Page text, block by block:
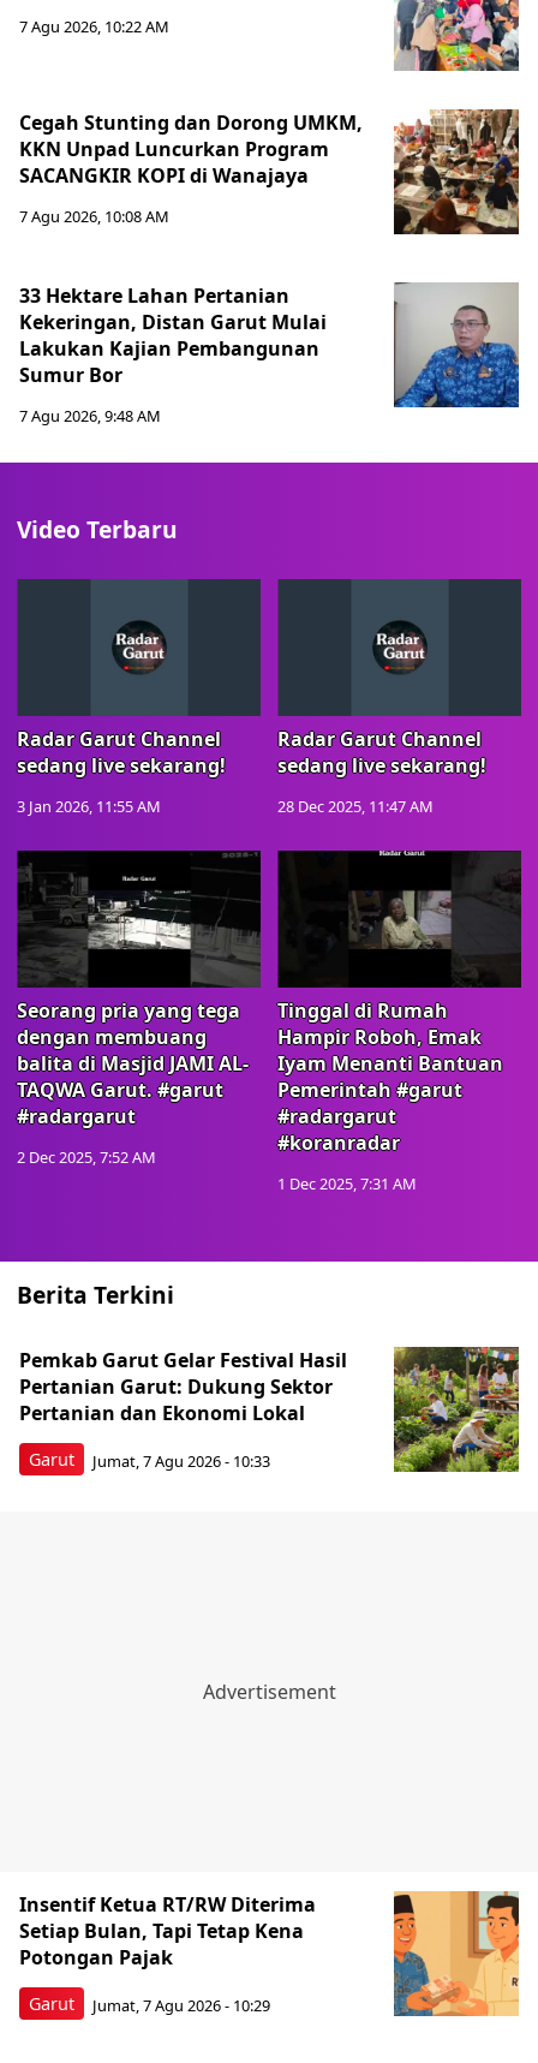
7 Agu 2026, 10:22 AM
Cegah Stunting dan Dorong UMKM,
KKN Unpad Luncurkan Program
SACANGKIR KOPI di Wanajaya
7 Agu 2026, 10:08 AM
33 Hektare Lahan Pertanian
Kekeringan, Distan Garut Mulai
Lakukan Kajian Pembangunan
Sumur Bor
7 Agu 2026, 9:48 AM
Video Terbaru
Radar Garut Channel
sedang live sekarang!
3 Jan 2026, 11:55 AM
Radar Garut Channel
sedang live sekarang!
28 Dec 2025, 11:47 AM
Seorang pria yang tega
dengan membuang
balita di Masjid JAMI AL-
TAQWA Garut. #garut
#radargarut
2 Dec 2025, 7:52 AM
Tinggal di Rumah
Hampir Roboh, Emak
Iyam Menanti Bantuan
Pemerintah #garut
#radargarut
#koranradar
1 Dec 2025, 7:31 AM
Berita Terkini
Garut
Pemkab Garut Gelar Festival Hasil
Pertanian Garut: Dukung Sektor
Pertanian dan Ekonomi Lokal
Jumat, 7 Agu 2026 - 10:33
Garut
Insentif Ketua RT/RW Diterima
Setiap Bulan, Tapi Tetap Kena
Potongan Pajak
Jumat, 7 Agu 2026 - 10:29